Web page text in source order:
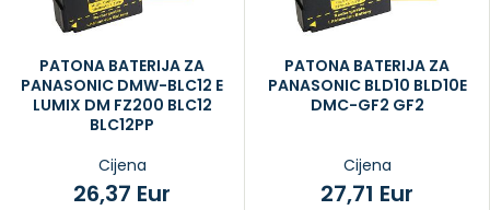
PATONA BATERIJA ZA
PANASONIC DMW-BLC12 E
LUMIX DM FZ200 BLC12
BLC12PP
Cijena
26,37 Eur
PATONA BATERIJA ZA
PANASONIC BLD10 BLD10E
DMC-GF2 GF2
Cijena
27,71 Eur